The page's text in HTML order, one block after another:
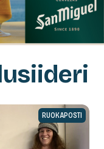
RUOKAPOSTI